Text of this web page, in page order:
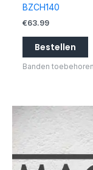
BZCH140
€63.99
Bestellen
Banden toebehoren